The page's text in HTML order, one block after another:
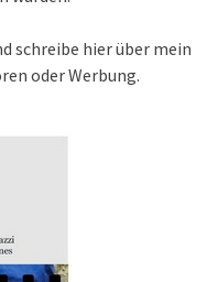
schreibe hier über mein
oder Werbung.